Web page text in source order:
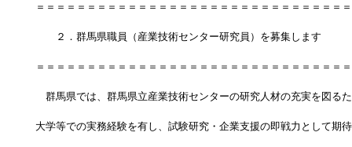
＝＝＝＝＝＝＝＝＝＝＝＝＝＝＝＝＝＝＝＝＝＝＝＝＝＝＝＝＝＝
２．群馬県職員（産業技術センター研究員）を募集します
＝＝＝＝＝＝＝＝＝＝＝＝＝＝＝＝＝＝＝＝＝＝＝＝＝＝＝＝＝＝
群馬県では、群馬県立産業技術センターの研究人材の充実を図る
大学等での実務経験を有し、試験研究・企業支援の即戦力として期